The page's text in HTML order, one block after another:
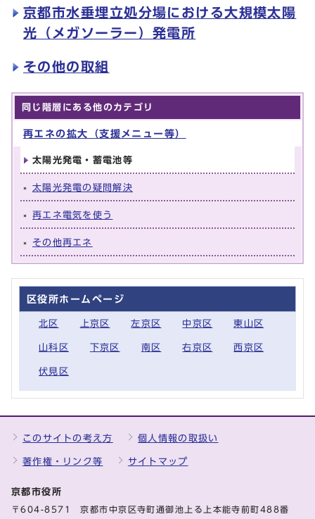
京都市水垂埋立処分場における大規模太陽
光（メガソーラー）発電所
その他の取組
同じ階層にある他のカテゴリ
再エネの拡大（支援メニュー等）
太陽光発電・蓄電池等
太陽光発電の疑問解決
再エネ電気を使う
その他再エネ
区役所ホームページ
北区 上京区 左京区 中京区 東山区
山科区 下京区 南区 右京区 西京区
伏見区
このサイトの考え方 個人情報の取扱い
著作権・リンク等 サイトマップ
京都市役所
〒604-8571 京都市中京区寺町通御池上る上本能寺前町488番